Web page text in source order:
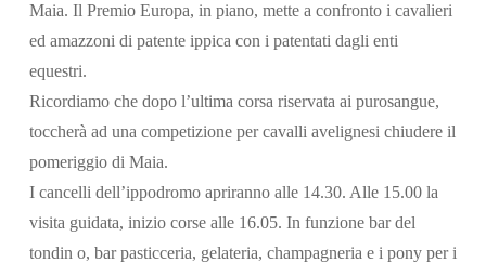
Maia. Il Premio Europa, in piano, mette a confronto i cavalieri
ed amazzoni di patente ippica con i patentati dagli enti
equestri.
Ricordiamo che dopo l’ultima corsa riservata ai purosangue,
toccherà ad una competizione per cavalli avelignesi chiudere il
pomeriggio di Maia.
I cancelli dell’ippodromo apriranno alle 14.30. Alle 15.00 la
visita guidata, inizio corse alle 16.05. In funzione bar del
tondin o, bar pasticceria, gelateria, champagneria e i pony per i